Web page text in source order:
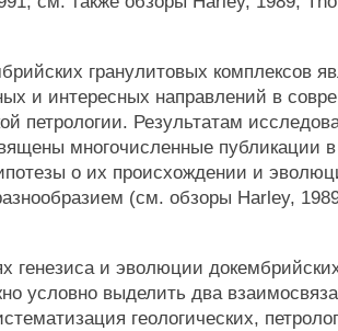
гранулитовых комплексов
и интересных направлений в
петрологии. Результатам
многочисленные публикации
о их происхождении и
(см. обзоры Harley,
генезиса и эволюции
условно выделить два
геологических,